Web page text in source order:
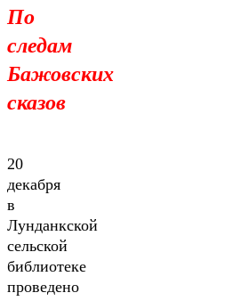
По
следам
Бажовских
сказов
20
декабря
в
Лунданкской
сельской
библиотеке
проведено